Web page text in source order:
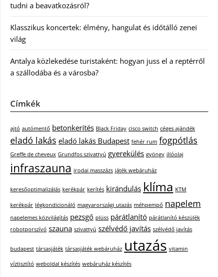
tudni a beavatkozásról?
Klasszikus koncertek: élmény, hangulat és időtálló zenei
világ
Antalya közlekedése turistaként: hogyan juss el a reptérről
a szállodába és a városba?
Címkék
ajtó autómentő betonkerítés Black Friday cisco switch céges ajándék
eladó lakás eladó lakás Budapest fehér rum fogpótlás
Greffe de cheveux Grundfos szivattyú gyerekülés gyöngy illóolaj
infraszauna irodai masszázs játék webáruház
keresőoptimalizálás kerékpár kerítés kirándulás klíma KTM
kerékpár légkondicionáló magyarországi utazás méhpempő napelem
napelemes közvilágítás pezsgő plüss párátlanító párátlanító készülék
robotporszívó szauna szivattyú szélvédő javítás szélvédő javítás
budapest társasjáték társasjáték webáruház utazás vitamin
víztisztító weboldal készítés webáruház készítés